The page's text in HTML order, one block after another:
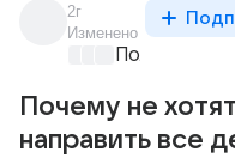
2г
Изменено
Почему не
направить все